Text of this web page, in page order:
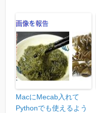
MacにMecab入れて
Pythonでも使えるよう